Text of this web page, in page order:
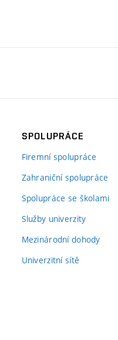
SPOLUPRÁCE
Firemní spolupráce
Zahraniční spolupráce
Spolupráce se školami
Služby univerzity
Mezinárodní dohody
Univerzitní sítě